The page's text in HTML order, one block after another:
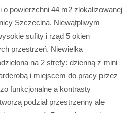
o powierzchni 44 m2 zlokalizowanej
Szczecina. Niewątpliwym
sufity i rząd 5 okien
przestrzeń. Niewielka
na 2 strefy: dzienną z mini
i miejscem do pracy przez
funkcjonalne a kontrasty
podział przestrzenny ale